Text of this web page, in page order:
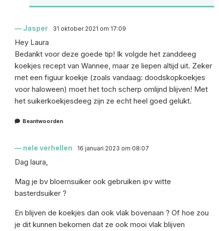
Jasper 31 oktober 2021 om 17:09
Hey Laura
Bedankt voor deze goede tip! Ik volgde het zanddeeg
koekjes recept van Wannee, maar ze liepen altijd uit. Zeker
met een figuur koekje (zoals vandaag: doodskopkoekjes
voor haloween) moet het toch scherp omlijnd blijven! Met
het suikerkoekjesdeeg zijn ze echt heel goed gelukt.
Beantwoorden
nele verhellen 16 januari 2023 om 08:07
Dag laura,
Mag je bv bloemsuiker ook gebruiken ipv witte
basterdsuiker ?
En blijven de koekjes dan ook vlak bovenaan ? Of hoe zou
je dit kunnen bekomen dat ze ook mooi vlak blijven